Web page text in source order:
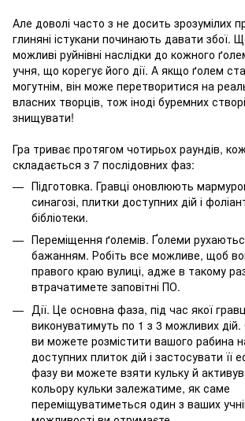
Але доволі часто з не досить зрозумілих
глиняні істукани починають давати збої.
можливі руйнівні наслідки до кожного
учня, що корегує його дії. А якщо ґолем
могутнім, він може перетворитися на
власних творців, тож іноді буремних
знищувати!
Гра триває протягом чотирьох раундів,
складається з 7 послідовних фаз:
Підготовка. Гравці оновлюють
синагозі, плитки доступних дій і
бібліотеки.
Переміщення ґолемів. Ґолеми
бажанням. Робіть все можливе, щоб
правого краю вулиці, адже в такому
втрачатимете заповітні ПО.
Дії. Це основна фаза, під час якої
виконуватимуть по 1 з 3 можливих
ви можете розмістити вашого рабина
доступних плиток дій і застосувати її
фазу ви можете взяти кульку й
кольору кульки залежатиме, як саме
переміщуватиметься один з ваших